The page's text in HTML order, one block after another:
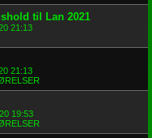
til Lan 2021
21:13
21:13
19:53